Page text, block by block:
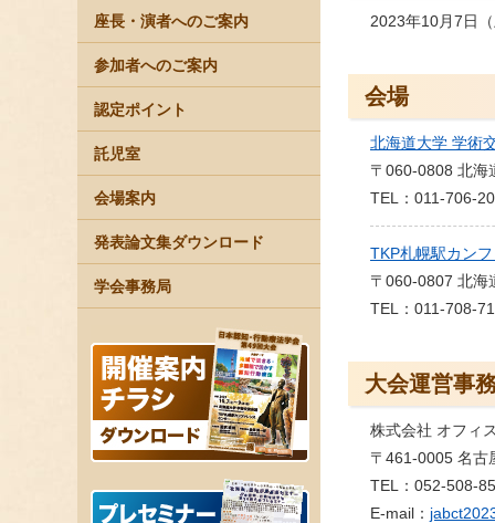
座長・演者へのご案内
参加者へのご案内
認定ポイント
託児室
会場案内
発表論文集ダウンロード
学会事務局
2023年10月7日
会場
北海道大学 学術
〒060-0808 北海
TEL：011-706-
TKP札幌駅カン
〒060-0807 北海
TEL：011-708-
大会運営事
株式会社 オフィ
〒461-0005 名古
TEL：052-508-
E-mail：